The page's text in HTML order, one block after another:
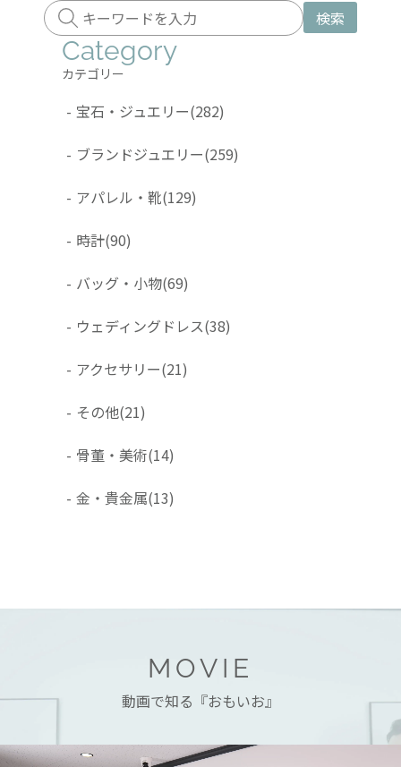
検索
Category
カテゴリー
- 宝石・ジュエリー(282)
- ブランドジュエリー(259)
- アパレル・靴(129)
- 時計(90)
- バッグ・小物(69)
- ウェディングドレス(38)
- アクセサリー(21)
- その他(21)
- 骨董・美術(14)
- 金・貴金属(13)
MOVIE
動画で知る『おもいお』